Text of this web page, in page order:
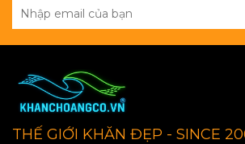
THẾ GIỚI KHĂN ĐẸP - SINCE